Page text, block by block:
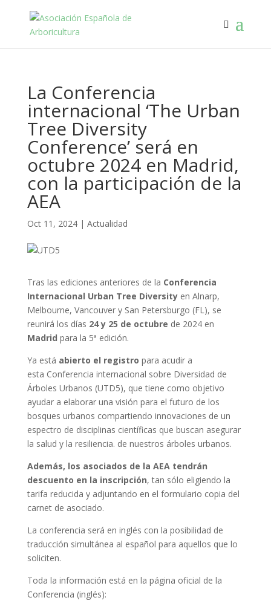
La Conferencia
internacional ‘The Urban
Tree Diversity
Conference’ será en
octubre 2024 en Madrid,
con la participación de la
AEA
Oct 11, 2024| Actualidad
Tras las ediciones anteriores de la Conferencia
Internacional Urban Tree Diversity en Alnarp,
Melbourne, Vancouver y San Petersburgo (FL), se
reunirá los días 24 y 25 de octubre de 2024 en
Madrid para la 5ª edición.
Ya está abierto el registro para acudir a
esta Conferencia internacional sobre Diversidad de
Árboles Urbanos (UTD5), que tiene como objetivo
ayudar a elaborar una visión para el futuro de los
bosques urbanos compartiendo innovaciones de un
espectro de disciplinas científicas que buscan asegurar
la salud y la resiliencia. de nuestros árboles urbanos.
Además, los asociados de la AEA tendrán
descuento en la inscripción, tan sólo eligiendo la
tarifa reducida y adjuntando en el formulario copia del
carnet de asociado.
La conferencia será en inglés con la posibilidad de
traducción simultánea al español para aquellos que lo
soliciten.
Toda la información está en la página oficial de la
Conferencia (inglés):